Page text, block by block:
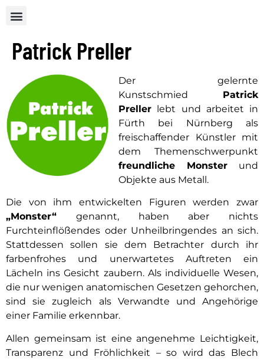
Patrick Preller
Der gelernte
Kunstschmied Patrick
Preller lebt und arbeitet in
Fürth bei Nürnberg als
freischaffender Künstler mit
dem Themenschwerpunkt
freundliche Monster und
Objekte aus Metall.
Die von ihm entwickelten Figuren werden zwar
„Monster“ genannt, haben aber nichts
Furchteinflößendes oder Unheilbringendes an sich.
Stattdessen sollen sie dem Betrachter durch ihr
farbenfrohes und unerwartetes Auftreten ein
Lächeln ins Gesicht zaubern. Als individuelle Wesen,
die nur wenigen anatomischen Gesetzen gehorchen,
sind sie zugleich als Verwandte und Angehörige
einer Familie erkennbar.
Allen gemeinsam ist eine angenehme Leichtigkeit,
Transparenz und Fröhlichkeit – so wird das Blech